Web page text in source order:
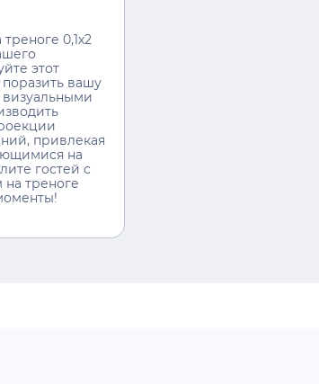
0,1х2
этот
вашу
привлекая
на
гостей с
треноге